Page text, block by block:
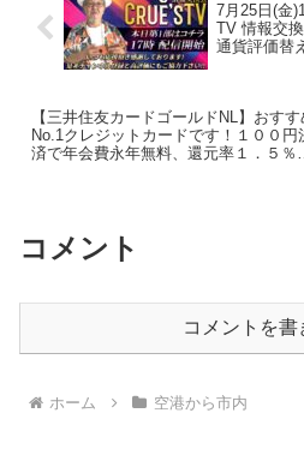
7月25日(金
TV 情報交
通貨評価替
【三井住友カードゴールドNL】おすす
No.1クレジットカードです！１００円
済で年会費永年無料、還元率１．５％の
コメント
コメントを書
ホーム 空港から市内